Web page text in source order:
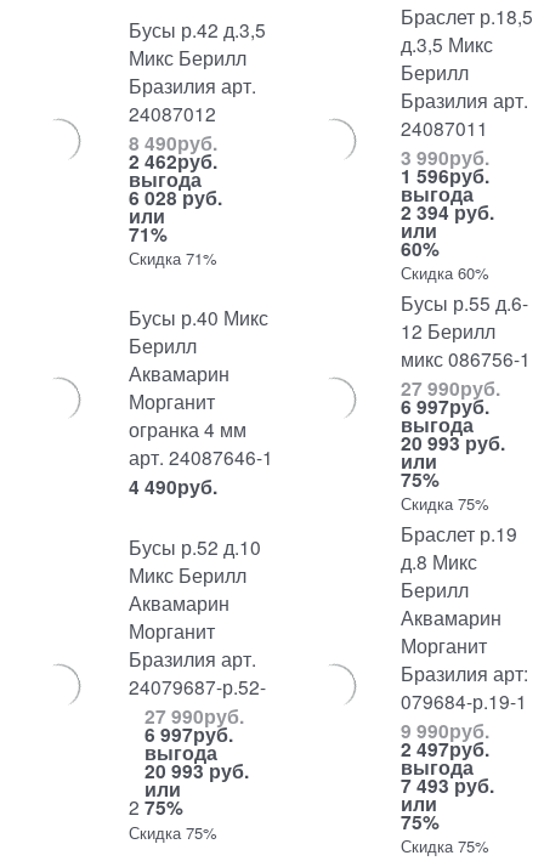
Бусы р.42 д.3,5
Микс Берилл
Бразилия арт.
24087012
8 490руб.
2 462руб.
выгода
6 028 руб.
или
71%
Скидка 71%
Браслет р.18,5
д.3,5 Микс
Берилл
Бразилия арт.
24087011
3 990руб.
1 596руб.
выгода
2 394 руб.
или
60%
Скидка 60%
Бусы р.40 Микс
Берилл
Аквамарин
Морганит
огранка 4 мм
арт. 24087646-1
4 490руб.
Бусы р.55 д.6-
12 Берилл
микс 086756-1
27 990руб.
6 997руб.
выгода
20 993 руб.
или
75%
Скидка 75%
Бусы р.52 д.10
Микс Берилл
Аквамарин
Морганит
Бразилия арт.
24079687-р.52-
2
27 990руб.
6 997руб.
выгода
20 993 руб.
или
75%
Скидка 75%
Браслет р.19
д.8 Микс
Берилл
Аквамарин
Морганит
Бразилия арт:
079684-р.19-1
9 990руб.
2 497руб.
выгода
7 493 руб.
или
75%
Скидка 75%